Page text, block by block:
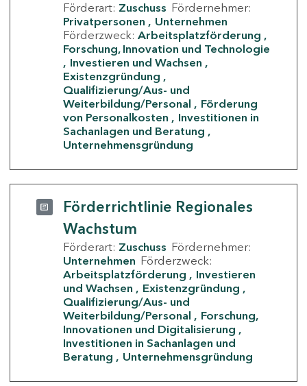
Förderart: Zuschuss Fördernehmer:
Privatpersonen
Unternehmen
Förderzweck: Arbeitsplatzförderung
Forschung, Innovation und Technologie
Investieren und Wachsen
Existenzgründung
Qualifizierung/Aus- und
Weiterbildung/Personal
Förderung
von Personalkosten
Investitionen in
Sachanlagen und Beratung
Unternehmensgründung
Förderrichtlinie Regionales
Wachstum
Förderart: Zuschuss Fördernehmer:
Unternehmen Förderzweck:
Arbeitsplatzförderung
Investieren
und Wachsen
Existenzgründung
Qualifizierung/Aus- und
Weiterbildung/Personal
Forschung,
Innovationen und Digitalisierung
Investitionen in Sachanlagen und
Beratung
Unternehmensgründung